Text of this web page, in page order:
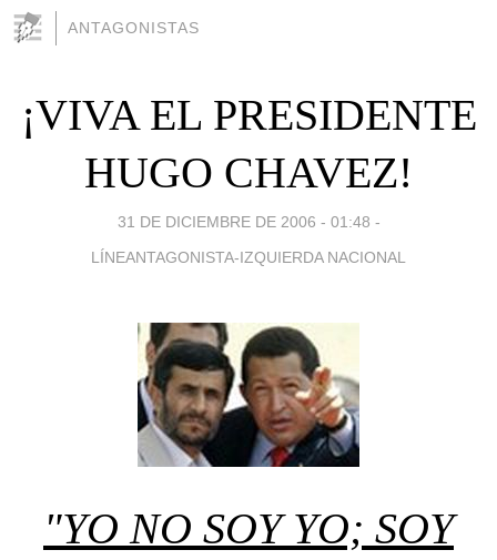
ANTAGONISTAS
¡VIVA EL PRESIDENTE
HUGO CHAVEZ!
31 DE DICIEMBRE DE 2006 - 01:48 -
LÍNEANTAGONISTA-IZQUIERDA NACIONAL
"YO NO SOY YO; SOY